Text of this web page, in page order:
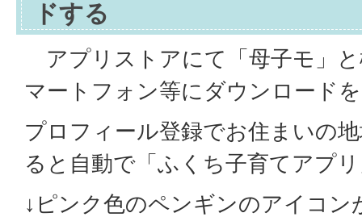
ドする
アプリストアにて「母子モ」
マートフォン等にダウンロード
プロフィール登録でお住まいの
ると自動で「ふくち子育てアプ
↓ピンク色のペンギンのアイコン